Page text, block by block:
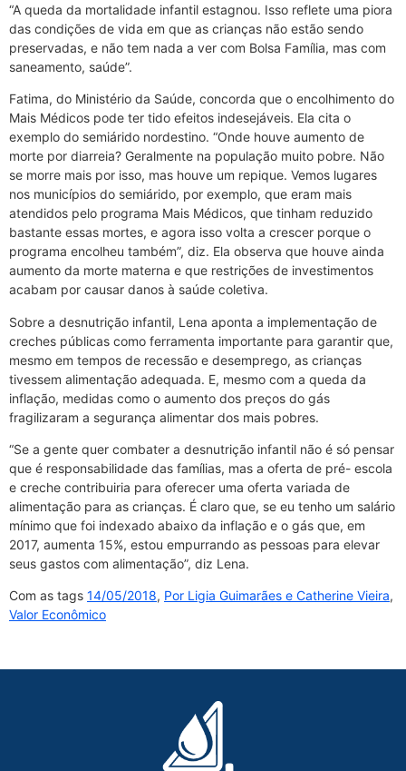
“A queda da mortalidade infantil estagnou. Isso reflete uma piora
das condições de vida em que as crianças não estão sendo
preservadas, e não tem nada a ver com Bolsa Família, mas com
saneamento, saúde”.
Fatima, do Ministério da Saúde, concorda que o encolhimento do
Mais Médicos pode ter tido efeitos indesejáveis. Ela cita o
exemplo do semiárido nordestino. “Onde houve aumento de
morte por diarreia? Geralmente na população muito pobre. Não
se morre mais por isso, mas houve um repique. Vemos lugares
nos municípios do semiárido, por exemplo, que eram mais
atendidos pelo programa Mais Médicos, que tinham reduzido
bastante essas mortes, e agora isso volta a crescer porque o
programa encolheu também”, diz. Ela observa que houve ainda
aumento da morte materna e que restrições de investimentos
acabam por causar danos à saúde coletiva.
Sobre a desnutrição infantil, Lena aponta a implementação de
creches públicas como ferramenta importante para garantir que,
mesmo em tempos de recessão e desemprego, as crianças
tivessem alimentação adequada. E, mesmo com a queda da
inflação, medidas como o aumento dos preços do gás
fragilizaram a segurança alimentar dos mais pobres.
“Se a gente quer combater a desnutrição infantil não é só pensar
que é responsabilidade das famílias, mas a oferta de pré- escola
e creche contribuiria para oferecer uma oferta variada de
alimentação para as crianças. É claro que, se eu tenho um salário
mínimo que foi indexado abaixo da inflação e o gás que, em
2017, aumenta 15%, estou empurrando as pessoas para elevar
seus gastos com alimentação”, diz Lena.
Com as tags 14/05/2018, Por Ligia Guimarães e Catherine Vieira,
Valor Econômico